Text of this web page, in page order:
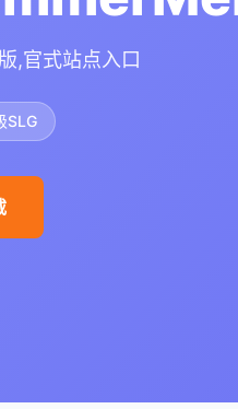
,官式站点入口
SLG